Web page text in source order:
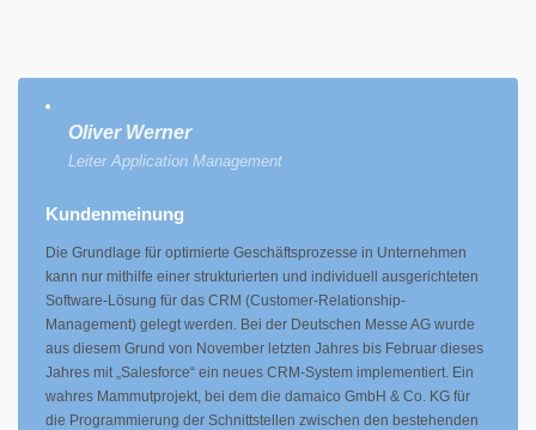
Oliver Werner
Leiter Application Management
Kundenmeinung
Die Grundlage für optimierte Geschäftsprozesse in Unternehmen
kann nur mithilfe einer strukturierten und individuell ausgerichteten
Software-Lösung für das CRM (Customer-Relationship-
Management) gelegt werden. Bei der Deutschen Messe AG wurde
aus diesem Grund von November letzten Jahres bis Februar dieses
Jahres mit „Salesforce“ ein neues CRM-System implementiert. Ein
wahres Mammutprojekt, bei dem die damaico GmbH & Co. KG für
die Programmierung der Schnittstellen zwischen den bestehenden